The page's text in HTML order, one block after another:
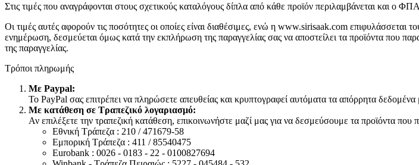
Στις τιμές που αναγράφονται στους σχετικούς καταλόγους δίπλα από κάθε προϊόν περιλαμβάνεται και ο
Οι τιμές αυτές αφορούν τις ποσότητες οι οποίες είναι διαθέσιμες, ενώ η www.sirisaak.com επιφυλάσσεται
ενημέρωση, δεσμεύεται όμως κατά την εκπλήρωση της παραγγελίας σας να αποστείλει τα προϊόντα που
της παραγγελίας.
Τρόποι πληρωμής
Με Paypal:
Το PayPal σας επιτρέπει να πληρώσετε απευθείας και κρυπτογραφεί αυτόματα τα απόρρητα δεδομένα
Με κατάθεση σε Τραπεζικό λογαριασμό:
Αν επιλέξετε την τραπεζική κατάθεση, επικοινωνήστε μαζί μας για να δεσμεύσουμε τα προϊόντα που
Εθνική Τράπεζα : 210 / 471679-58
Εμπορική Τράπεζα : 411 / 85540475
Eurobank : 0026 - 0183 - 22 - 0100827694